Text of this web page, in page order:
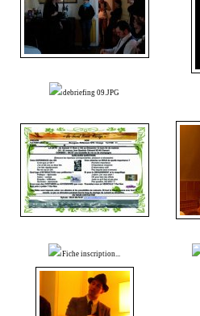
debriefing 09.JPG
Fiche inscription...